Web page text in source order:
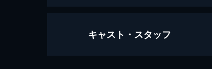
最強戦2021 著名人最強決戦 下巻
キャスト・スタッフ